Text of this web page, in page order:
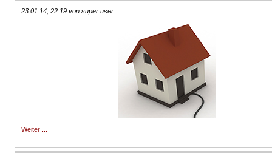
23.01.14, 22:19 von super user
Weiter ...